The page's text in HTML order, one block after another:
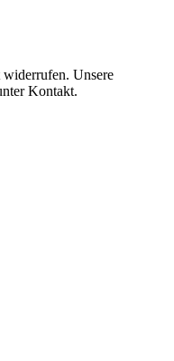
widerrufen. Unsere
Kontakt.